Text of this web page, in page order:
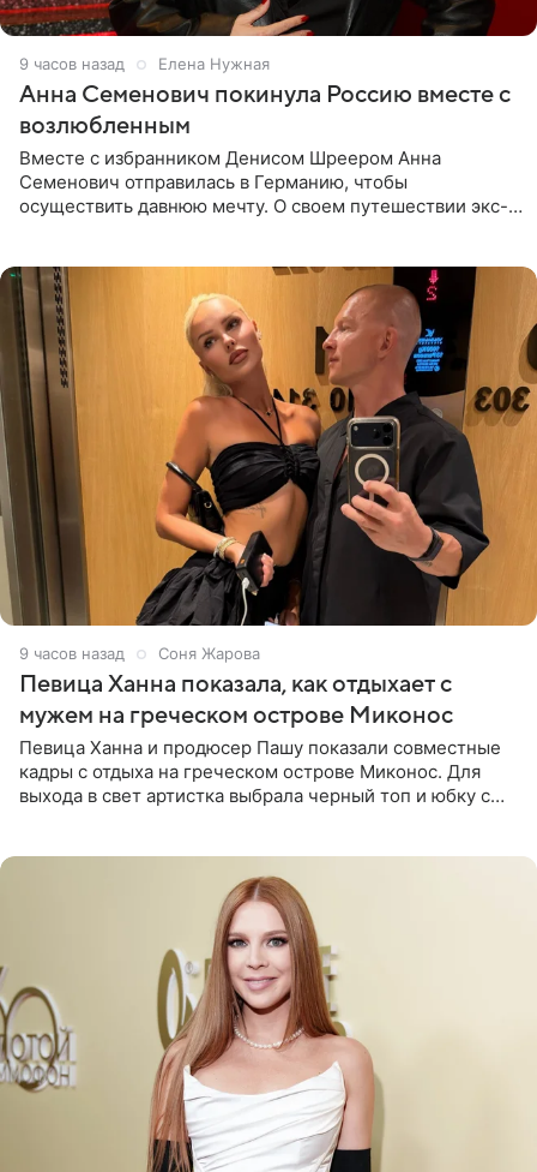
9 часов назад Елена Нужная
Анна Семенович покинула Россию вместе с
возлюбленным
Вместе с избранником Денисом Шреером Анна
Семенович отправилась в Германию, чтобы
осуществить давнюю мечту. О своем путешествии экс-
9 часов назад Соня Жарова
Певица Ханна показала, как отдыхает с
мужем на греческом острове Миконос
Певица Ханна и продюсер Пашу показали совместные
кадры с отдыха на греческом острове Миконос. Для
выхода в свет артистка выбрала черный топ и юбку с